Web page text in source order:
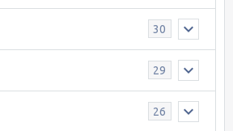
30
29
26